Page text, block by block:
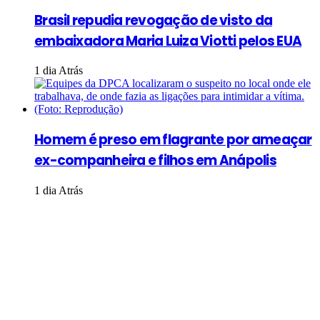
Brasil repudia revogação de visto da
embaixadora Maria Luiza Viotti pelos EUA
1 dia Atrás
Homem é preso em flagrante por ameaçar
ex-companheira e filhos em Anápolis
1 dia Atrás